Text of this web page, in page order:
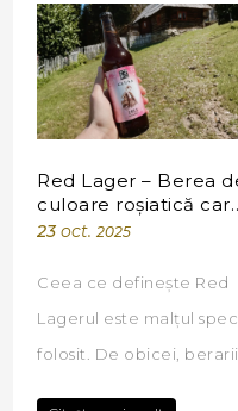
Red Lager – Berea
culoare roșiatică
unește tradiția cu
23 oct. 2025
Ceea ce definește Red
Lagerul este malțul
folosit. De obicei, berarii